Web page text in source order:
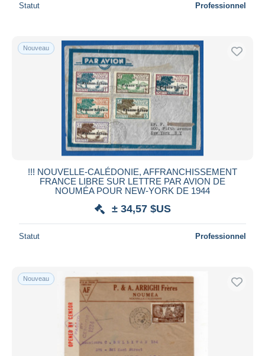
Statut Professionnel
Nouveau
!!! NOUVELLE-CALÉDONIE, AFFRANCHISSEMENT
FRANCE LIBRE SUR LETTRE PAR AVION DE
NOUMÉA POUR NEW-YORK DE 1944
± 34,57 $US
Statut Professionnel
Nouveau